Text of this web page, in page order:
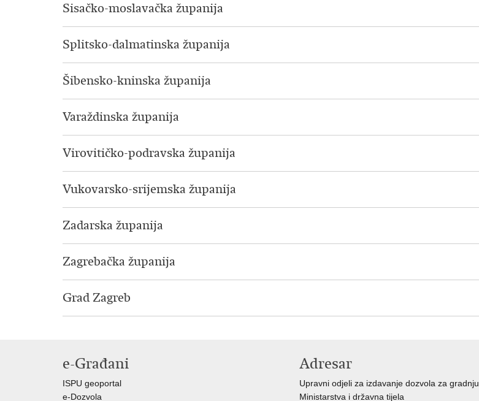
Sisačko-moslavačka županija
Splitsko-dalmatinska županija
Šibensko-kninska županija
Varaždinska županija
Virovitičko-podravska županija
Vukovarsko-srijemska županija
Zadarska županija
Zagrebačka županija
Grad Zagreb
e-Građani
ISPU geoportal
e-Dozvola
Adresar
Upravni odjeli za izdavanje dozvola za gradnju
Ministarstva i državna tijela